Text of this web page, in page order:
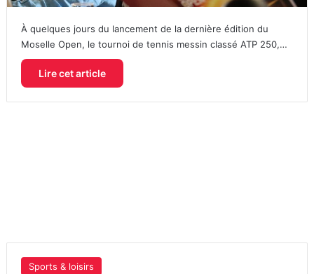
À quelques jours du lancement de la dernière édition du
Moselle Open, le tournoi de tennis messin classé ATP 250,…
Lire cet article
Sports & loisirs